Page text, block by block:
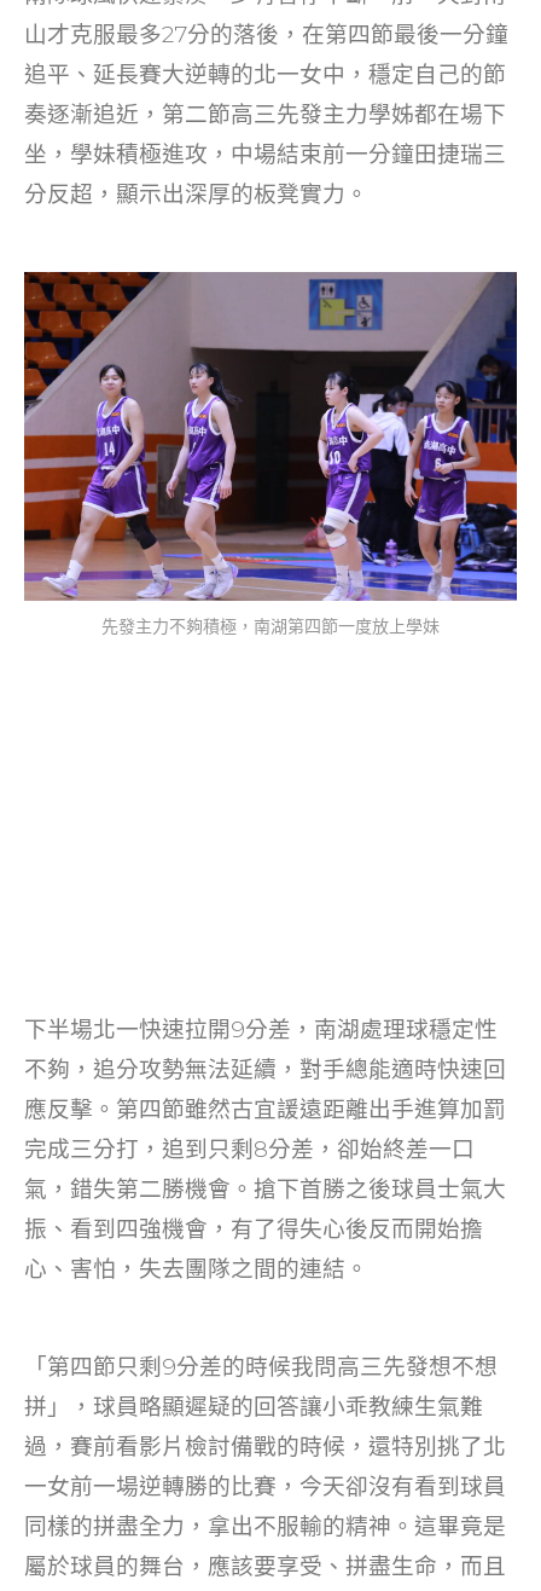
山才克服最多27分的落後，在第四節最後一分鐘
追平、延長賽大逆轉的北一女中，穩定自己的節
奏逐漸追近，第二節高三先發主力學姊都在場下
坐，學妹積極進攻，中場結束前一分鐘田捷瑞三
分反超，顯示出深厚的板凳實力。
先發主力不夠積極，南湖第四節一度放上學妹
下半場北一快速拉開9分差，南湖處理球穩定性
不夠，追分攻勢無法延續，對手總能適時快速回
應反擊。第四節雖然古宜諼遠距離出手進算加罰
完成三分打，追到只剩8分差，卻始終差一口
氣，錯失第二勝機會。搶下首勝之後球員士氣大
振、看到四強機會，有了得失心後反而開始擔
心、害怕，失去團隊之間的連結。
「第四節只剩9分差的時候我問高三先發想不想
拼」，球員略顯遲疑的回答讓小乖教練生氣難
過，賽前看影片檢討備戰的時候，還特別挑了北
一女前一場逆轉勝的比賽，今天卻沒有看到球員
同樣的拼盡全力，拿出不服輸的精神。這畢竟是
屬於球員的舞台，應該要享受、拼盡生命，而且